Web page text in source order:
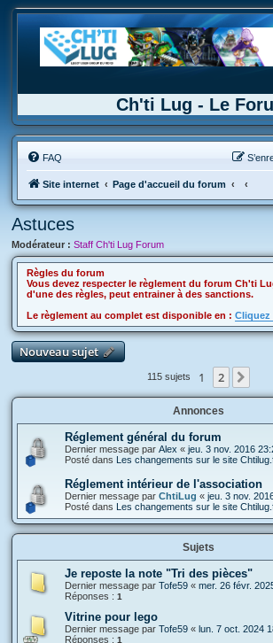
Ch'ti Lug - Le
FAQ
Site internet Page d'accueil du forum
Astuces
Modérateur : Staff Ch'ti Lug Forum
Règles du forum
Vous devez respecter le règlement du forum Ch'ti
d'une des règles, peut entrainer à des sanctions.
Le règlement au complet est disponible en : Cliquez
Nouveau sujet
115 sujets 1 2
Annonces
Réglement général du forum
Dernier message par Alex « jeu. 3 nov. 2016
Posté dans Les changements sur le site
Réglement intérieur de l'association
Dernier message par ChtiLug « jeu. 3 nov.
Posté dans Les changements sur le site
Sujets
Je reposte la note "Tri des pièces"
Dernier message par Tofe59 « mer. 26 févr.
Réponses : 1
Vitrine pour lego
Dernier message par Tofe59 « lun. 7 oct. 2024
Réponses : 1